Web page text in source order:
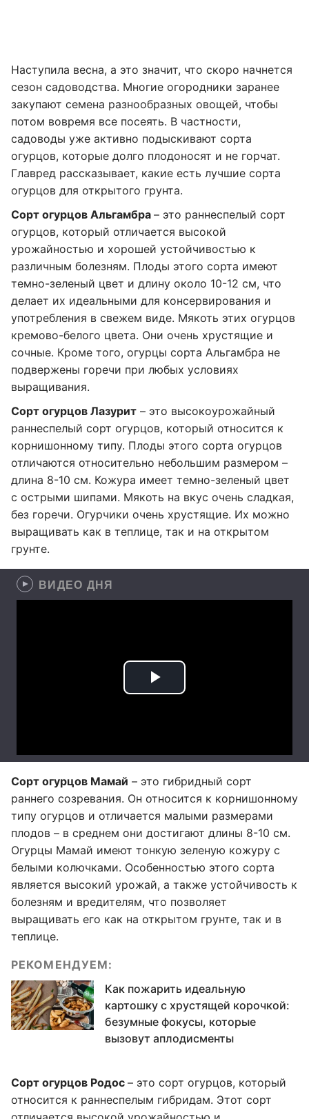
Наступила весна, а это значит, что скоро начнется
сезон садоводства. Многие огородники заранее
закупают семена разнообразных овощей, чтобы
потом вовремя все посеять. В частности,
садоводы уже активно подыскивают сорта
огурцов, которые долго плодоносят и не горчат.
Главред рассказывает, какие есть лучшие сорта
огурцов для открытого грунта.
Сорт огурцов Альгамбра – это раннеспелый сорт
огурцов, который отличается высокой
урожайностью и хорошей устойчивостью к
различным болезням. Плоды этого сорта имеют
темно-зеленый цвет и длину около 10-12 см, что
делает их идеальными для консервирования и
употребления в свежем виде. Мякоть этих огурцов
кремово-белого цвета. Они очень хрустящие и
сочные. Кроме того, огурцы сорта Альгамбра не
подвержены горечи при любых условиях
выращивания.
Сорт огурцов Лазурит – это высокоурожайный
раннеспелый сорт огурцов, который относится к
корнишонному типу. Плоды этого сорта огурцов
отличаются относительно небольшим размером –
длина 8-10 см. Кожура имеет темно-зеленый цвет
с острыми шипами. Мякоть на вкус очень сладкая,
без горечи. Огурчики очень хрустящие. Их можно
выращивать как в теплице, так и на открытом
грунте.
ВИДЕО ДНЯ
Сорт огурцов Мамай – это гибридный сорт
раннего созревания. Он относится к корнишонному
типу огурцов и отличается малыми размерами
плодов – в среднем они достигают длины 8-10 см.
Огурцы Мамай имеют тонкую зеленую кожуру с
белыми колючками. Особенностью этого сорта
является высокий урожай, а также устойчивость к
болезням и вредителям, что позволяет
выращивать его как на открытом грунте, так и в
теплице.
РЕКОМЕНДУЕМ:
Как пожарить идеальную
картошку с хрустящей корочкой:
безумные фокусы, которые
вызовут аплодисменты
Сорт огурцов Родос – это сорт огурцов, который
относится к раннеспелым гибридам. Этот сорт